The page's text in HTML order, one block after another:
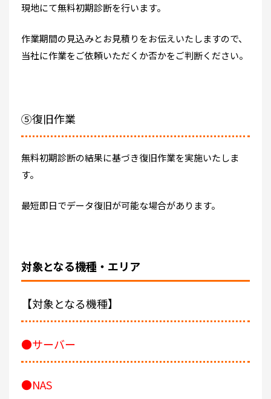
現地にて無料初期診断を行います。
作業期間の見込みとお見積りをお伝えいたしますので、
当社に作業をご依頼いただくか否かをご判断ください。
⑤復旧作業
無料初期診断の結果に基づき復旧作業を実施いたしま
す。
最短即日でデータ復旧が可能な場合があります。
対象となる機種・エリア
【対象となる機種】
●サーバー
●NAS